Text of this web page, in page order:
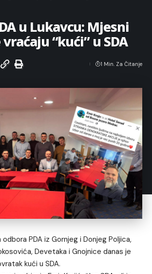
u Lukavcu: Mjesni
“kući” u SDA
1 Min. Za Čitanje
PDA iz Gornjeg i Donjeg Poljica,
Devetaka i Gnojnice danas je
kući u SDA.